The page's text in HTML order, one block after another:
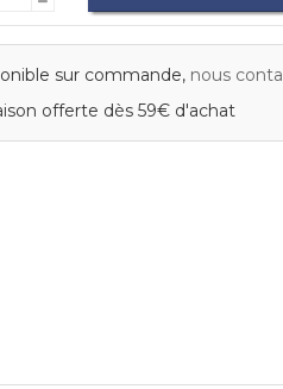
sur commande, nous
offerte dès 59€ d'achat